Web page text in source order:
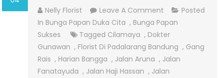
Nelly Florist Leave A Comment On
Jual
Bunga
Papan
Di
Cimahi
Posted
In Bunga Papan Duka Cita , Bunga Papan
Sukses
Tagged Cilamaya , Dokter
Gunawan , Florist Di Padalarang Bandung , Gang
Rais , Harian Bangga , Jalan Aruna , Jalan
Fanatayuda , Jalan Haji Hassan , Jalan